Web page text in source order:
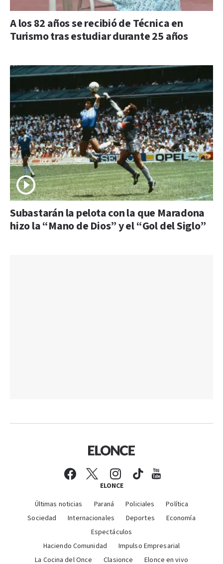
A los 82 años se recibió de Técnica en
Turismo tras estudiar durante 25 años
Subastarán la pelota con la que Maradona
hizo la “Mano de Dios” y el “Gol del Siglo”
ELONCE
Últimas noticias Paraná Policiales
Política
Sociedad
Internacionales Deportes
Economía
Espectáculos
Haciendo Comunidad
Impulso Empresarial
La Cocina del Once
Clasionce Elonce en vivo